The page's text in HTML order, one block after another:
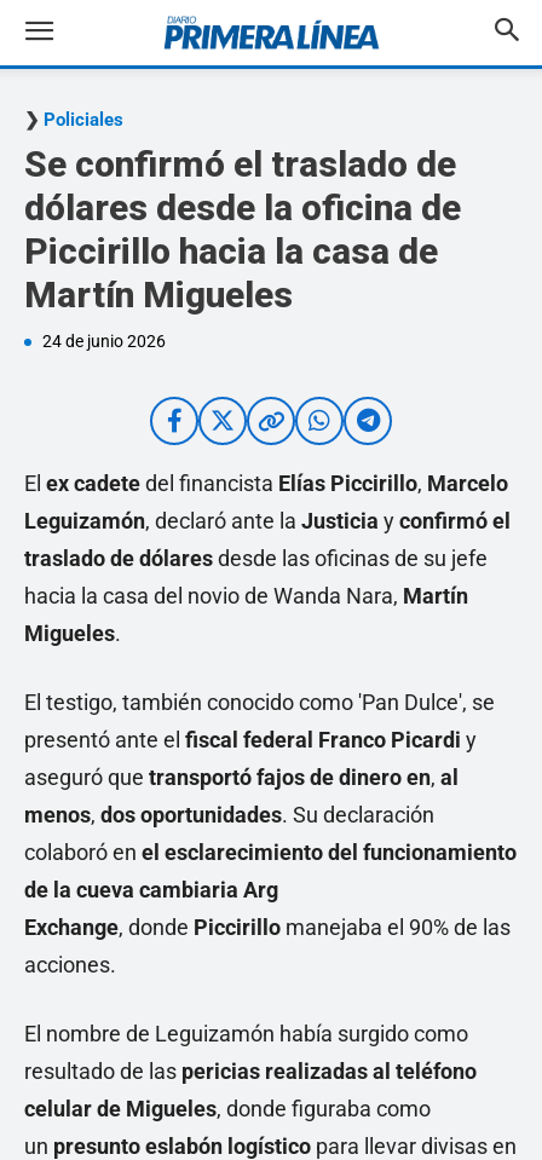
Policiales
Se confirmó el traslado de
dólares desde la oficina de
Piccirillo hacia la casa de
Martín Migueles
24 de junio 2026
El ex cadetedel financista Elías Piccirillo, Marcelo
Leguizamón, declaró ante la Justicia yconfirmó el
traslado de dólaresdesde las oficinas de su jefe
hacia la casa del novio de Wanda Nara, Martín
Migueles.
El testigo, también conocido como 'Pan Dulce', se
presentó ante el fiscal federal Franco Picardi y
aseguró que transportó fajos de dinero en, al
menos, dos oportunidades. Su declaración
colaboró en el esclarecimiento del funcionamiento
de la cueva cambiaria Arg
Exchange, donde Piccirillo manejaba el 90% de las
acciones.
El nombre de Leguizamón había surgido como
resultado de las pericias realizadas al teléfono
celular de Migueles, donde figuraba como
un presunto eslabón logístico para llevar divisas en